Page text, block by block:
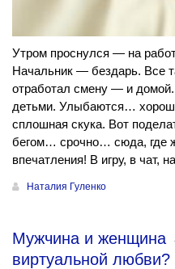
Утром проснулся — на
Начальник — бездарь. Все
отработал смену — и
детьми. Улыбаются…
сплошная скука. Вот
бегом… срочно… сюда, где
впечатления! В игру, в чат,
Наталия Гуленко
Мужчина и женщина
виртуальной любви?